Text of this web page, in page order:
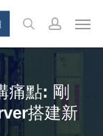
searchaccount
痛點: 剛
搭建新